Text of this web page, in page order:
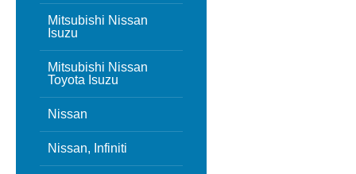
Mitsubishi Nissan
Isuzu
Mitsubishi Nissan
Toyota Isuzu
Nissan
Nissan, Infiniti